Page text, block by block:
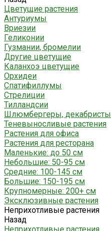
Цветущие растения
Антуриумы
Вриезии
Геликонии
Гузмании, бромелии
Другие цветущие
Каланхоэ цветущие
Орхидеи
Спатифиллумы
Стрелиции
Тилландсии
Шлюмбергеры, декабристы
Теневыносливые растения
Растения для офиса
Растения для ресторана
Маленькие: до 50 см
Небольшие: 50-95 см
Средние: 100-145 см
Большие: 150-195 см
Крупномерные: 200+ см
Эксклюзивные растения
Неприхотливые растения
Назад